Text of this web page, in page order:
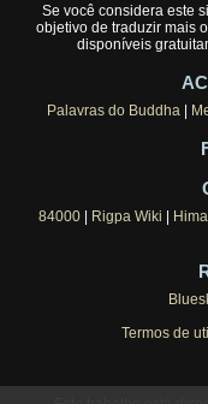
Se você considera este
objetivo de traduzir mais
disponíveis
Palavras do Buddha
84000| Rigpa Wiki
Termos de